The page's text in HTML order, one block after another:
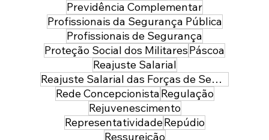
Previdência Complementar
Profissionais da Segurança Pública
Profissionais de Segurança
Proteção Social dos MilitaresPáscoa
Reajuste Salarial
Reajuste Salarial das Forças de Segurança do Distrito Federal
Rede ConcepcionistaRegulação
Rejuvenescimento
RepresentatividadeRepúdio
Ressureição